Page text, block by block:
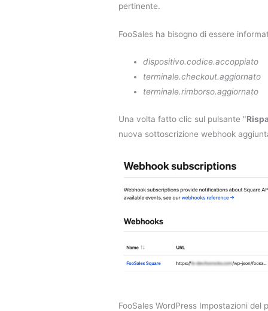
pertinente.
FooSales ha bisogno di essere
dispositivo.codice.accoppiato
terminale.checkout.aggiornato
terminale.rimborso.aggiornato
Una volta fatto clic sul pulsante "
nuova sottoscrizione webhook
FooSales WordPress Impostazioni del